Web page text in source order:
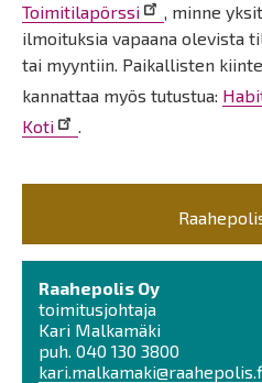
Toimitilapörssi
, minne
ilmoituksia vapaana olevista
tai myyntiin. Paikallisten
kannattaa myös tutustua:
Koti
.
Raahepolis Oy
toimitusjohtaja
Kari Malkamäki
puh. 040 130 3800